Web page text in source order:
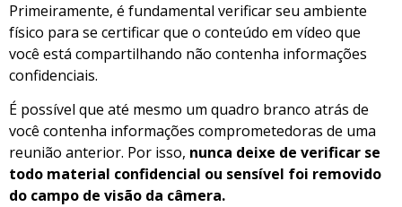
Primeiramente, é fundamental verificar seu ambiente
físico para se certificar que o conteúdo em vídeo que
você está compartilhando não contenha informações
confidenciais.
É possível que até mesmo um quadro branco atrás de
você contenha informações comprometedoras de uma
reunião anterior. Por isso, nunca deixe de verificar se
todo material confidencial ou sensível foi removido
do campo de visão da câmera.